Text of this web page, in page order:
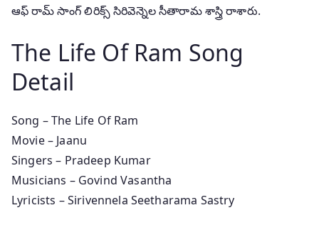
ఆఫ్ రామ్ సాంగ్ లిరిక్స్ సిరివెన్నెల సీతారామ శాస్త్రి రాశారు.
The Life Of Ram Song
Detail
Song – The Life Of Ram
Movie – Jaanu
Singers – Pradeep Kumar
Musicians – Govind Vasantha
Lyricists – Sirivennela Seetharama Sastry